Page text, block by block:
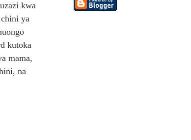
kwa
ya
kutoka
mama,
na